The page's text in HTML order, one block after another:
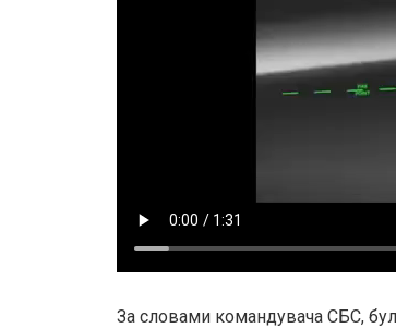
За словами командувача СБС,